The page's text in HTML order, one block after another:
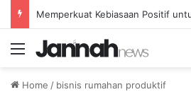
Menu
Home / bisnis rumahan produktif